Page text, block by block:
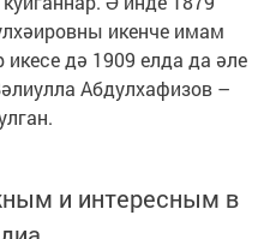
­икенче имам
икесе дә 1909 елда да әле
Абдулхафизов –
и интересным в